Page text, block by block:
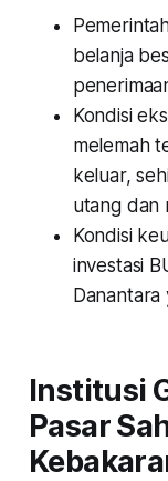
belanja
Kondisi
melemah
keluar,
utang dan
Kondisi
investasi
Institusi
Pasar